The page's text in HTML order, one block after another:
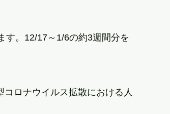
す。12/17～1/6の約3週間分を
コロナウイルス拡散における人